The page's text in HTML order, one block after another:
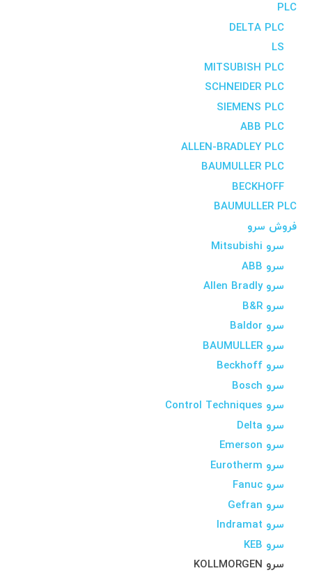
PLC
DELTA PLC
LS
MITSUBISH PLC
SCHNEIDER PLC
SIEMENS PLC
ABB PLC
ALLEN-BRADLEY PLC
BAUMULLER PLC
BECKHOFF
BAUMULLER PLC
فروش سرو
سرو Mitsubishi
سرو ABB
سرو Allen Bradly
سرو B&R
سرو Baldor
سرو BAUMULLER
سرو Beckhoff
سرو Bosch
سرو Control Techniques
سرو Delta
سرو Emerson
سرو Eurotherm
سرو Fanuc
سرو Gefran
سرو Indramat
سرو KEB
سرو KOLLMORGEN